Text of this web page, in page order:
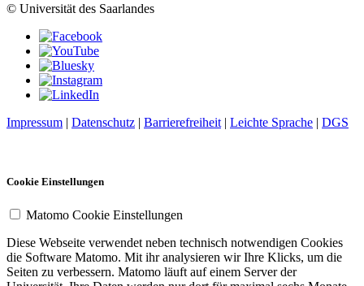
© Universität des Saarlandes
Impressum | Datenschutz | Barrierefreiheit | Leichte Sprache | DGS
Cookie Einstellungen
Matomo Cookie Einstellungen
Diese Webseite verwendet neben technisch notwendigen Cookies
die Software Matomo. Mit ihr analysieren wir Ihre Klicks, um die
Seiten zu verbessern. Matomo läuft auf einem Server der